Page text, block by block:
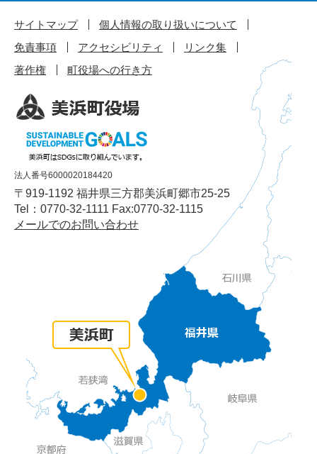
サイトマップ
個人情報の取り扱いについて
免責事項
アクセシビリティ
リンク集
著作権
町役場への行き方
法人番号6000020184420
〒919-1192 福井県三方郡美浜町郷市25-25
Tel：0770-32-1111 Fax:0770-32-1115
メールでのお問い合わせ